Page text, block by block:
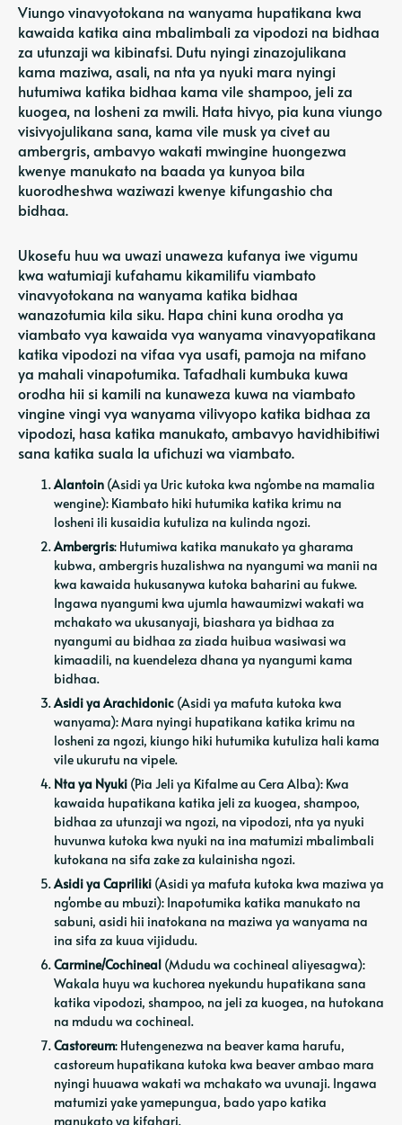
Viungo vinavyotokana na wanyama hupatikana kwa
kawaida katika aina mbalimbali za vipodozi na bidhaa
za utunzaji wa kibinafsi. Dutu nyingi zinazojulikana
kama maziwa, asali, na nta ya nyuki mara nyingi
hutumiwa katika bidhaa kama vile shampoo, jeli za
kuogea, na losheni za mwili. Hata hivyo, pia kuna viungo
visivyojulikana sana, kama vile musk ya civet au
ambergris, ambavyo wakati mwingine huongezwa
kwenye manukato na baada ya kunyoa bila
kuorodheshwa waziwazi kwenye kifungashio cha
bidhaa.
Ukosefu huu wa uwazi unaweza kufanya iwe vigumu
kwa watumiaji kufahamu kikamilifu viambato
vinavyotokana na wanyama katika bidhaa
wanazotumia kila siku. Hapa chini kuna orodha ya
viambato vya kawaida vya wanyama vinavyopatikana
katika vipodozi na vifaa vya usafi, pamoja na mifano
ya mahali vinapotumika. Tafadhali kumbuka kuwa
orodha hii si kamili na kunaweza kuwa na viambato
vingine vingi vya wanyama vilivyopo katika bidhaa za
vipodozi, hasa katika manukato, ambavyo havidhibitiwi
sana katika suala la ufichuzi wa viambato.
Alantoin (Asidi ya Uric kutoka kwa ng'ombe na mamalia
wengine): Kiambato hiki hutumika katika krimu na
losheni ili kusaidia kutuliza na kulinda ngozi.
Ambergris: Hutumiwa katika manukato ya gharama
kubwa, ambergris huzalishwa na nyangumi wa manii na
kwa kawaida hukusanywa kutoka baharini au fukwe.
Ingawa nyangumi kwa ujumla hawaumizwi wakati wa
mchakato wa ukusanyaji, biashara ya bidhaa za
nyangumi au bidhaa za ziada huibua wasiwasi wa
kimaadili, na kuendeleza dhana ya nyangumi kama
bidhaa.
Asidi ya Arachidonic (Asidi ya mafuta kutoka kwa
wanyama): Mara nyingi hupatikana katika krimu na
losheni za ngozi, kiungo hiki hutumika kutuliza hali kama
vile ukurutu na vipele.
Nta ya Nyuki (Pia Jeli ya Kifalme au Cera Alba): Kwa
kawaida hupatikana katika jeli za kuogea, shampoo,
bidhaa za utunzaji wa ngozi, na vipodozi, nta ya nyuki
huvunwa kutoka kwa nyuki na ina matumizi mbalimbali
kutokana na sifa zake za kulainisha ngozi.
Asidi ya Capriliki (Asidi ya mafuta kutoka kwa maziwa ya
ng'ombe au mbuzi): Inapotumika katika manukato na
sabuni, asidi hii inatokana na maziwa ya wanyama na
ina sifa za kuua vijidudu.
Carmine/Cochineal (Mdudu wa cochineal aliyesagwa):
Wakala huyu wa kuchorea nyekundu hupatikana sana
katika vipodozi, shampoo, na jeli za kuogea, na hutokana
na mdudu wa cochineal.
Castoreum: Hutengenezwa na beaver kama harufu,
castoreum hupatikana kutoka kwa beaver ambao mara
nyingi huuawa wakati wa mchakato wa uvunaji. Ingawa
matumizi yake yamepungua, bado yapo katika
manukato ya kifahari.